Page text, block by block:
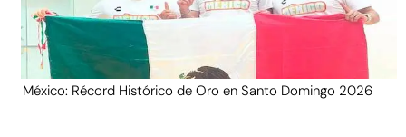
México: Récord Histórico de Oro en Santo Domingo 2026